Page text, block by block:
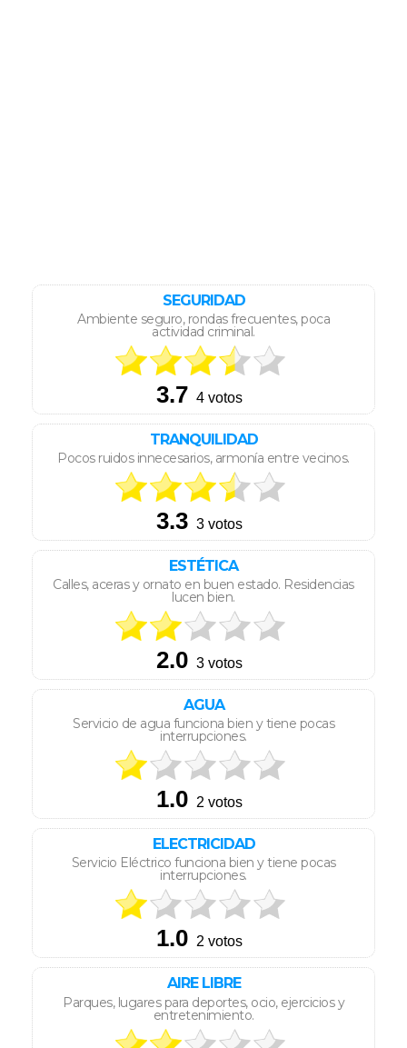
SEGURIDAD
Ambiente seguro, rondas frecuentes, poca
actividad criminal.
TRANQUILIDAD
Pocos ruidos innecesarios, armonía entre vecinos.
ESTÉTICA
Calles, aceras y ornato en buen estado. Residencias
lucen bien.
AGUA
Servicio de agua funciona bien y tiene pocas
interrupciones.
ELECTRICIDAD
Servicio Eléctrico funciona bien y tiene pocas
interrupciones.
AIRE LIBRE
Parques, lugares para deportes, ocio, ejercicios y
entretenimiento.